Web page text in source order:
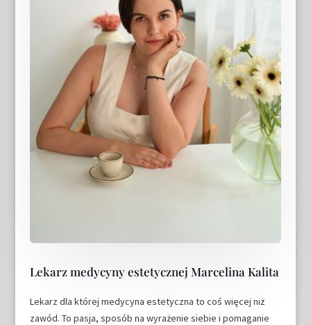
Lekarz medycyny estetycznej Marcelina Kalita
Lekarz dla której medycyna estetyczna to coś więcej niż
zawód. To pasja, sposób na wyrażenie siebie i pomaganie